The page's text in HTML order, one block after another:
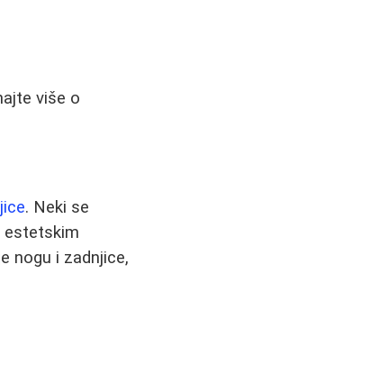
više o
. Neki se
estetskim
nogu i zadnjice,